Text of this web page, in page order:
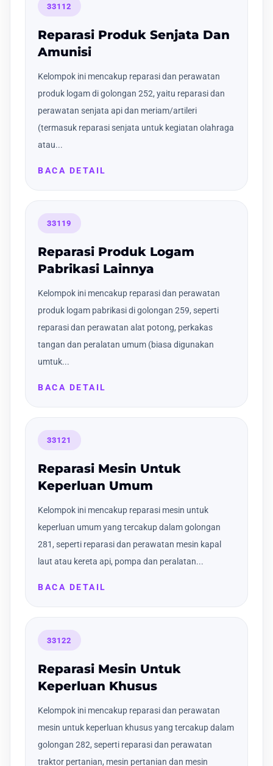
33112
Reparasi Produk Senjata Dan
Amunisi
Kelompok ini mencakup reparasi dan perawatan
produk logam di golongan 252, yaitu reparasi dan
perawatan senjata api dan meriam/artileri
(termasuk reparasi senjata untuk kegiatan olahraga
atau...
BACA DETAIL
33119
Reparasi Produk Logam
Pabrikasi Lainnya
Kelompok ini mencakup reparasi dan perawatan
produk logam pabrikasi di golongan 259, seperti
reparasi dan perawatan alat potong, perkakas
tangan dan peralatan umum (biasa digunakan
umtuk...
BACA DETAIL
33121
Reparasi Mesin Untuk
Keperluan Umum
Kelompok ini mencakup reparasi mesin untuk
keperluan umum yang tercakup dalam golongan
281, seperti reparasi dan perawatan mesin kapal
laut atau kereta api, pompa dan peralatan...
BACA DETAIL
33122
Reparasi Mesin Untuk
Keperluan Khusus
Kelompok ini mencakup reparasi dan perawatan
mesin untuk keperluan khusus yang tercakup dalam
golongan 282, seperti reparasi dan perawatan
traktor pertanian, mesin pertanian dan mesin